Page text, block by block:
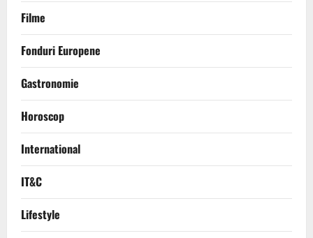
Filme
Fonduri Europene
Gastronomie
Horoscop
International
IT&C
Lifestyle